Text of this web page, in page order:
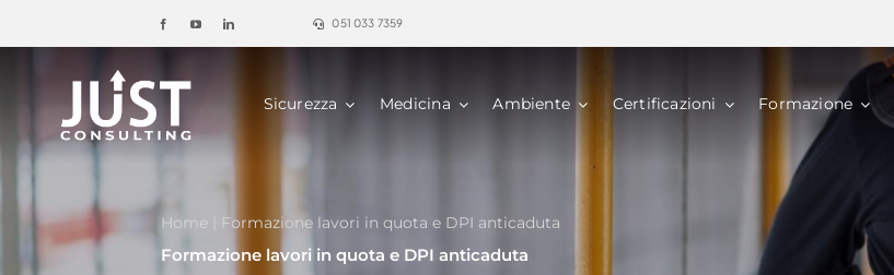
al
contenuto
051 033 7359
Sicurezza Medicina Ambiente Certificazioni Formazione
Home Formazione lavori in quota e DPI anticaduta
Formazione lavori in quota e DPI anticaduta